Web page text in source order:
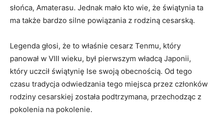
słońca, Amaterasu. Jednak mało kto wie, że świątynia ta
ma także bardzo silne powiązania z rodziną cesarską.
Legenda głosi,⁣ że to właśnie⁣ cesarz Tenmu, który
panował w VIII wieku, był pierwszym władcą Japonii,
który uczcił świątynię ‌Ise swoją obecnością. Od tego
czasu tradycja odwiedzania tego miejsca przez członków
rodziny cesarskiej została podtrzymana, przechodząc z
pokolenia na pokolenie.